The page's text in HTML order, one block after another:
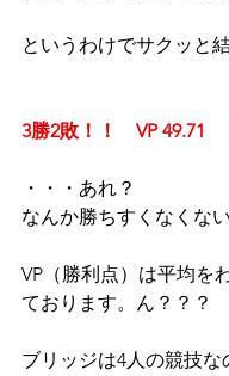
というわけでサクッと
3勝2敗！！　VP 49.71　
・・・あれ？
なんか勝ちすくなくな
VP（勝利点）は平均を
ております。ん？？？
ブリッジは4人の競技